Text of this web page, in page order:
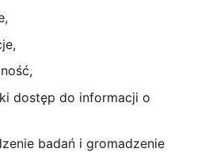
dostęp do informacji o
badań i gromadzenie